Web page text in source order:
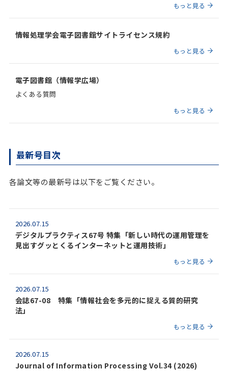
もっと見る
情報処理学会電子図書館サイトライセンス規約
もっと見る
電子図書館（情報学広場）
よくある質問
もっと見る
最新号目次
各論文等の最新号は以下をご覧ください。
2026.07.15
デジタルプラクティス67号 特集「新しい時代の運用管理を
見出すグッとくるインターネットと運用技術」
もっと見る
2026.07.15
会誌67-08 特集「情報社会を多元的に捉える質的研究
法」
もっと見る
2026.07.15
Journal of Information Processing Vol.34 (2026)